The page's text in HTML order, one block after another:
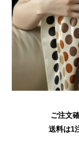
ご注文
送料は1